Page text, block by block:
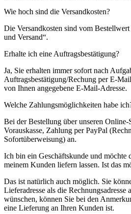
Wie hoch sind die Versandkosten?
Die Versandkosten sind vom
und Versand“.
Erhalte ich eine Auftragsbestätigung?
Ja, Sie erhalten immer sofort nach
Auftragsbestätigung/Rechung per E-
von Ihnen angegebene E-Mail-Adresse.
Welche Zahlungsmöglichkeiten habe
Bei der Bestellung über unseren
Vorauskasse, Zahlung per PayPal
Sofortüberweisung) an.
Ich bin ein Geschäftskunde und möchte
meinem Kunden liefern lassen. Ist das
Das ist natürlich auch möglich. Sie
Lieferadresse als die Rechnungsadresse
wünschen, können Sie bei den
eine Lieferung an Ihren Kunden ist.